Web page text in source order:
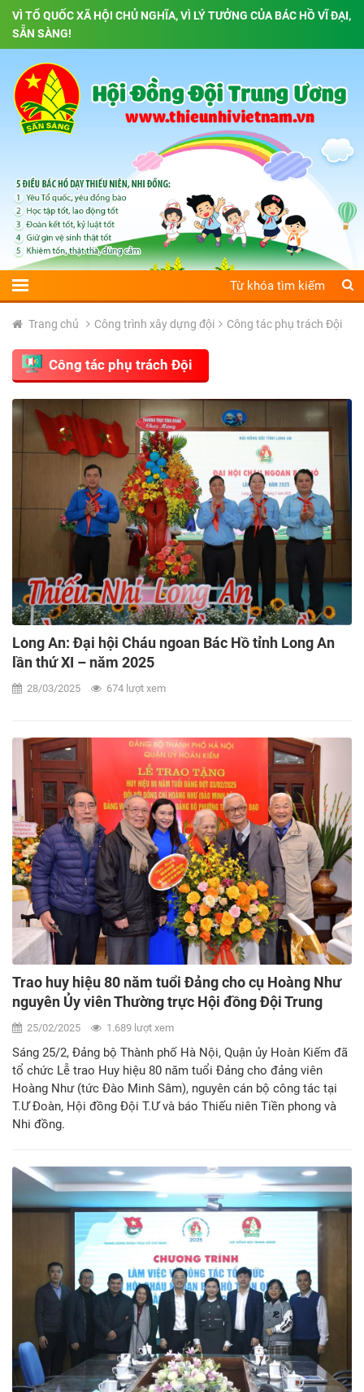
VÌ TỔ QUỐC XÃ HỘI CHỦ NGHĨA, VÌ LÝ TƯỞNG CỦA BÁC HỒ VĨ ĐẠI,
SẴN SÀNG!
Trang chủ Công trình xây dựng đội Công tác phụ trách Đội
Công tác phụ trách Đội
Long An: Đại hội Cháu ngoan Bác Hồ tỉnh Long An
lần thứ XI – năm 2025
28/03/2025 674 lượt xem
Trao huy hiệu 80 năm tuổi Đảng cho cụ Hoàng Như
nguyên Ủy viên Thường trực Hội đồng Đội Trung
ương
25/02/2025 1.689 lượt xem
Sáng 25/2, Đảng bộ Thành phố Hà Nội, Quận ủy Hoàn Kiếm đã
tổ chức Lễ trao Huy hiệu 80 năm tuổi Đảng cho đảng viên
Hoàng Như (tức Đào Minh Sâm), nguyên cán bộ công tác tại
T.Ư Đoàn, Hội đồng Đội T.Ư và báo Thiếu niên Tiền phong và
Nhi đồng.